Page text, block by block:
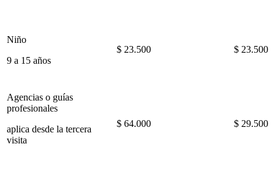
Niño
9 a 15 años
$ 23.500 $ 23.500
Agencias o guías
profesionales
aplica desde la tercera
visita
$ 64.000 $ 29.500